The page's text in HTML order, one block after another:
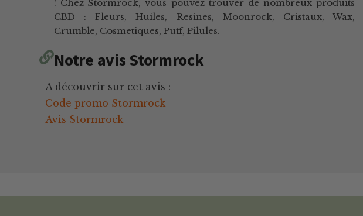
! Chez Stormrock, vous pouvez trouver de nombreux produits
CBD : Fleurs, Huiles, Resines, Moonrock, Cristaux, Wax,
Crumble, Cosmetiques, Puff, Pilules.
Notre avis Stormrock
A découvrir sur cet avis :
Code promo Stormrock
Avis Stormrock